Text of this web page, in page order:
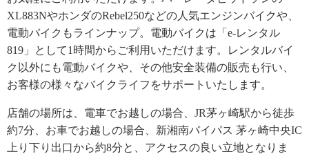
XL883NやホンダのRebel250などの人気エンジンバイクや、
電動バイクもラインナップ。電動バイクは「e-レンタル
819」として1時間からご利用いただけます。レンタルバイ
ク以外にも電動バイクや、その他安全装備の販売も行い、
お客様の様々なバイクライフをサポートいたします。
店舗の場所は、電車でお越しの場合、JR茅ヶ崎駅から徒歩
約7分、お車でお越しの場合、新湘南バイパス 茅ヶ崎中央IC
上り下り出口から約8分と、アクセスの良い立地となりま